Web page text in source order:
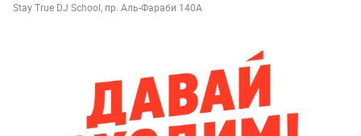
Stay True DJ School, пр. Аль-Фараби 140А